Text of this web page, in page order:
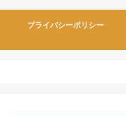
プライバシーポリシー